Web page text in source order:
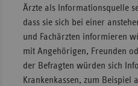
Ärzte als Informationsquelle
dass sie sich bei einer
und Fachärzten informieren
mit Angehörigen, Freunden
der Befragten würden sich
Krankenkassen, zum Beispiel